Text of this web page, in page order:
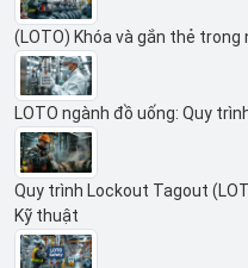
(LOTO) Khóa và gắn thẻ
LOTO ngành đồ uống: Quy
Quy trình Lockout Tagout
Kỹ thuật